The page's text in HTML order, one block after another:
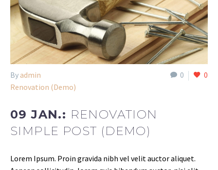
0 0
Byadmin
Renovation (Demo)
09 JAN.: RENOVATION
SIMPLE POST (DEMO)
Lorem Ipsum. Proin gravida nibh vel velit auctor aliquet.